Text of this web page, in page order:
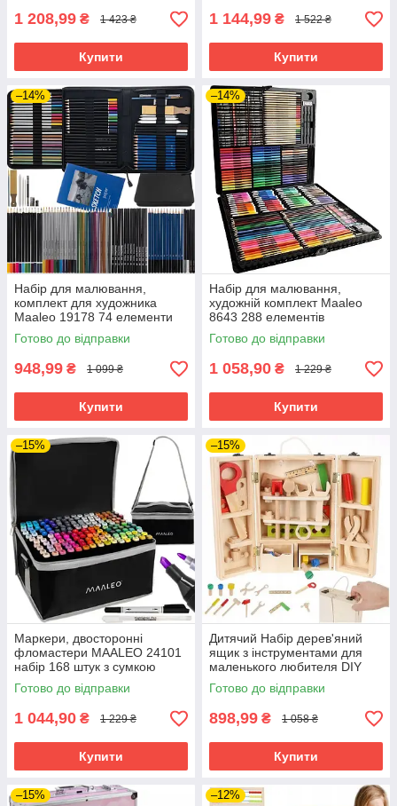
1 208,99 ₴ 1 423 ₴
Купити
1 144,99 ₴ 1 522 ₴
Купити
–14%
Набір для малювання,
комплект для художника
Maaleo 19178 74 елементи
Готово до відправки
948,99 ₴ 1 099 ₴
Купити
–14%
Набір для малювання,
художній комплект Maaleo
8643 288 елементів
Готово до відправки
1 058,90 ₴ 1 229 ₴
Купити
–15%
Маркери, двосторонні
фломастери MAALEO 24101
набір 168 штук з сумкою
Готово до відправки
1 044,90 ₴ 1 229 ₴
Купити
–15%
Дитячий Набір дерев'яний
ящик з інструментами для
маленького любителя DIY
Kruzzel 22697
Готово до відправки
898,99 ₴ 1 058 ₴
Купити
–15% –12%